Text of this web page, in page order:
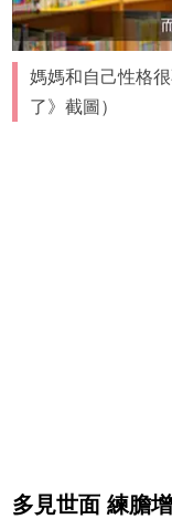
媽媽和自己性格
了》截圖）
多見世面 練膽